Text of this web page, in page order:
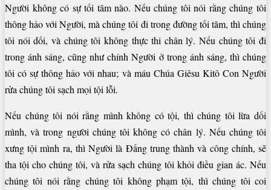
Người không có sự tối tăm nào. Nếu chúng tôi nói rằng chúng tôi
thông hảo với Người, mà chúng tôi đi trong đường tối tăm, thì chúng
tôi nói dối, và chúng tôi không thực thi chân lý. Nếu chúng tôi đi
trong ánh sáng, cũng như chính Người ở trong ánh sáng, thì chúng
tôi có sự thông hảo với nhau; và máu Chúa Giêsu Kitô Con Người
rửa chúng tôi sạch mọi tội lỗi.
Nếu chúng tôi nói rằng mình không có tội, thì chúng tôi lừa dối
mình, và trong người chúng tôi không có chân lý. Nếu chúng tôi
xưng tội mình ra, thì Người là Đấng trung thành và công chính, sẽ
tha tội cho chúng tôi, và rửa sạch chúng tôi khỏi điều gian ác. Nếu
chúng tôi nói rằng chúng tôi không phạm tội, thì chúng tôi coi